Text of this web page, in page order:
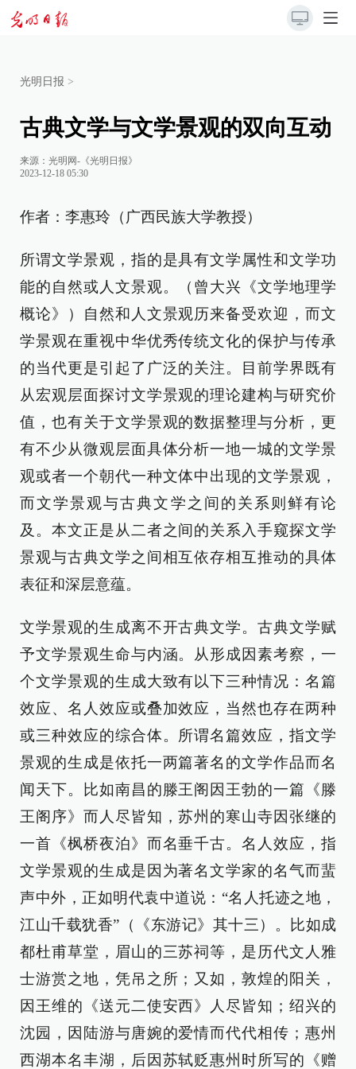
光明日报 >
古典文学与文学景观的双向互动
来源： 光明网-《光明日报》
2023-12-18 05:30
作者：李惠玲（广西民族大学教授）
所谓文学景观，指的是具有文学属性和文学功
能的自然或人文景观。（曾大兴《文学地理学
概论》）自然和人文景观历来备受欢迎，而文
学景观在重视中华优秀传统文化的保护与传承
的当代更是引起了广泛的关注。目前学界既有
从宏观层面探讨文学景观的理论建构与研究价
值，也有关于文学景观的数据整理与分析，更
有不少从微观层面具体分析一地一城的文学景
观或者一个朝代一种文体中出现的文学景观，
而文学景观与古典文学之间的关系则鲜有论
及。本文正是从二者之间的关系入手窥探文学
景观与古典文学之间相互依存相互推动的具体
表征和深层意蕴。
文学景观的生成离不开古典文学。古典文学赋
予文学景观生命与内涵。从形成因素考察，一
个文学景观的生成大致有以下三种情况：名篇
效应、名人效应或叠加效应，当然也存在两种
或三种效应的综合体。所谓名篇效应，指文学
景观的生成是依托一两篇著名的文学作品而名
闻天下。比如南昌的滕王阁因王勃的一篇《滕
王阁序》而人尽皆知，苏州的寒山寺因张继的
一首《枫桥夜泊》而名垂千古。名人效应，指
文学景观的生成是因为著名文学家的名气而蜚
声中外，正如明代袁中道说：“名人托迹之地，
江山千载犹香”（《东游记》其十三）。比如成
都杜甫草堂，眉山的三苏祠等，是历代文人雅
士游赏之地，凭吊之所；又如，敦煌的阳关，
因王维的《送元二使安西》人尽皆知；绍兴的
沈园，因陆游与唐婉的爱情而代代相传；惠州
西湖本名丰湖，后因苏轼贬惠州时所写的《赠